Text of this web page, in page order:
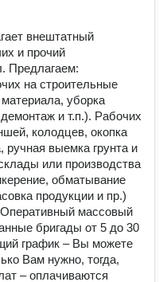
внештатный
и прочий
Предлагаем:
на строительные
уборка
и т.п.). Рабочих
колодцев, окопка
выемка грунта и
или производства
обматывание
продукции и пр.)
массовый
бригады от 5 до 30
график – Вы можете
Вам нужно, тогда,
– оплачиваются